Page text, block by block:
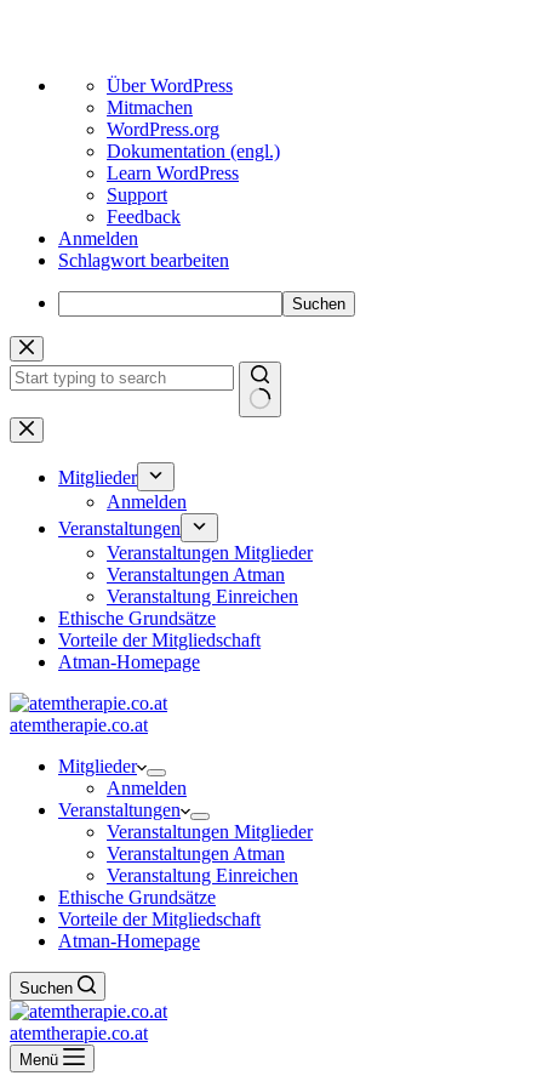
Über
WordPress
Über WordPress
Mitmachen
WordPress.org
Dokumentation (engl.)
Learn WordPress
Support
Feedback
Anmelden
Schlagwort bearbeiten
Suchen
Zum
Inhalt
springen
Keine
Ergebnisse
Mitglieder
Anmelden
Veranstaltungen
Veranstaltungen Mitglieder
Veranstaltungen Atman
Veranstaltung Einreichen
Ethische Grundsätze
Vorteile der Mitgliedschaft
Atman-Homepage
atemtherapie.co.at
Mitglieder
Anmelden
Veranstaltungen
Veranstaltungen Mitglieder
Veranstaltungen Atman
Veranstaltung Einreichen
Ethische Grundsätze
Vorteile der Mitgliedschaft
Atman-Homepage
Suchen
atemtherapie.co.at
Menü